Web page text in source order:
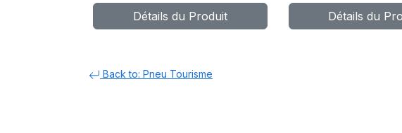
DYNAXER UHP
Détails du Produit Détails du
Back to: Pneu Tourisme